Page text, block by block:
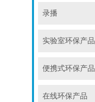
录播
实验室环保产品
便携式环保产品
在线环保产品